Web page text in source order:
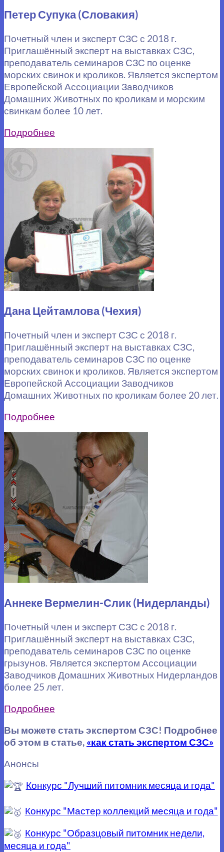
Петер Супука (Словакия)
Почетный член и эксперт СЗС с 2018 г.
Приглашённый эксперт на выставках СЗС,
преподаватель семинаров СЗС по оценке
морских свинок и кроликов. Является экспертом
Европейской Ассоциации Заводчиков
Домашних Животных по кроликам и морским
свинкам более 10 лет.
Подробнее
Дана Цейтамлова (Чехия)
Почетный член и эксперт СЗС с 2018 г.
Приглашённый эксперт на выставках СЗС,
преподаватель семинаров СЗС по оценке
морских свинок и кроликов. Является экспертом
Европейской Ассоциации Заводчиков
Домашних Животных по кроликам более 20 лет.
Подробнее
Аннеке Вермелин-Слик (Нидерланды)
Почетный член и эксперт СЗС с 2018 г.
Приглашённый эксперт на выставках СЗС,
преподаватель семинаров СЗС по оценке
грызунов. Является экспертом Ассоциации
Заводчиков Домашних Животных Нидерландов
более 25 лет.
Подробнее
Вы можете стать экспертом СЗС! Подробнее
об этом в статье, «как стать экспертом СЗС»
Анонсы
Конкурс "Лучший питомник месяца и года"
Конкурс "Мастер коллекций месяца и года"
Конкурс "Образцовый питомник недели,
месяца и года"